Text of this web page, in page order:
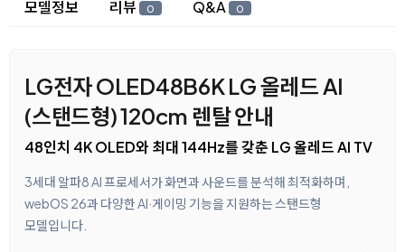
모델정보 리뷰 0 Q&A 0
LG전자 OLED48B6K LG 올레드 AI
(스탠드형) 120cm 렌탈 안내
48인치 4K OLED와 최대 144Hz를 갖춘 LG 올레드 AI TV
3세대 알파8 AI 프로세서가 화면과 사운드를 분석해 최적화하며,
webOS 26과 다양한 AI·게이밍 기능을 지원하는 스탠드형
모델입니다.